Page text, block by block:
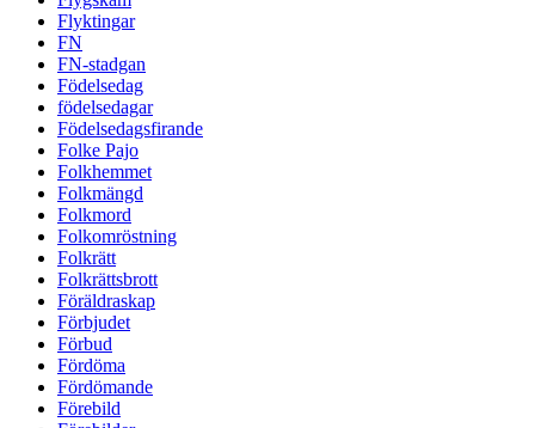
Flyktingar
FN
FN-stadgan
Födelsedag
födelsedagar
Födelsedagsfirande
Folke Pajo
Folkhemmet
Folkmängd
Folkmord
Folkomröstning
Folkrätt
Folkrättsbrott
Föräldraskap
Förbjudet
Förbud
Fördöma
Fördömande
Förebild